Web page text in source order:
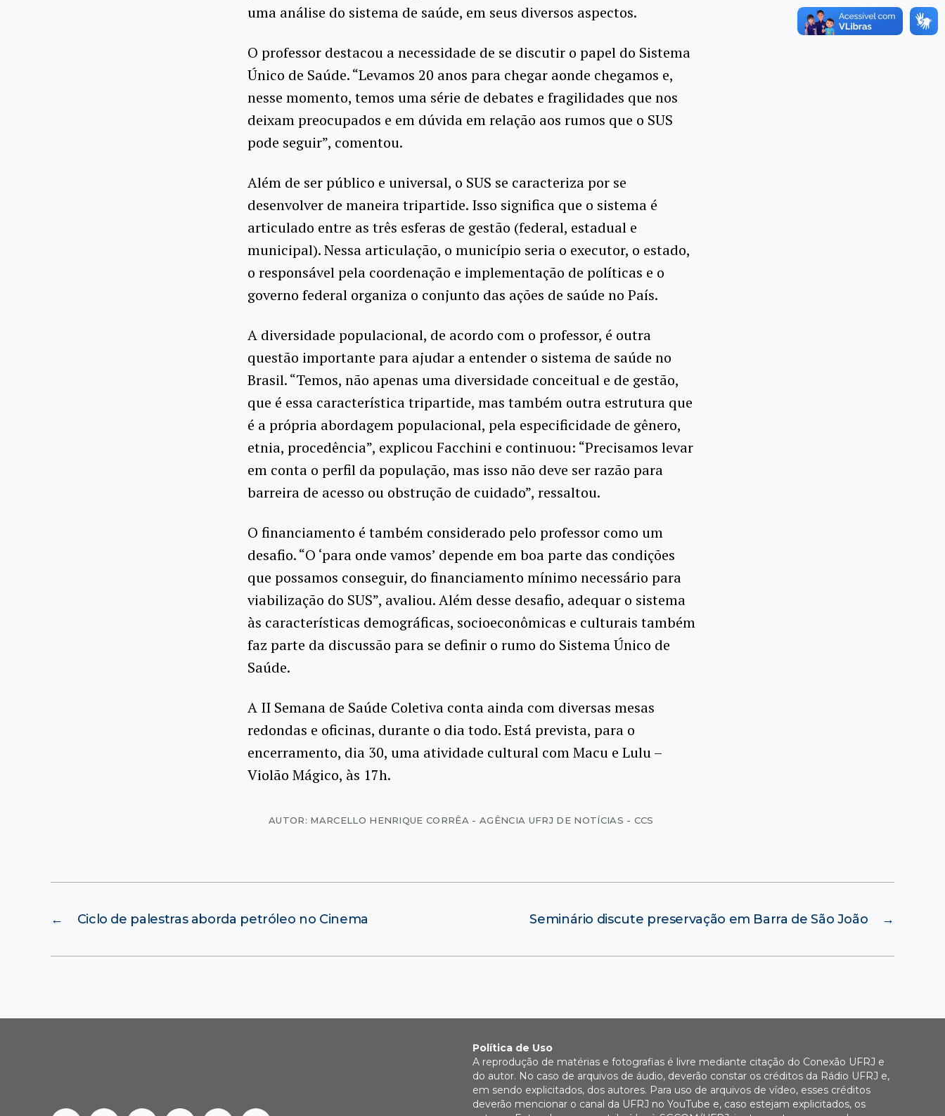
uma análise do sistema de saúde, em seus diversos aspectos.
O professor destacou a necessidade de se discutir o papel do Sistema
Único de Saúde. “Levamos 20 anos para chegar aonde chegamos e,
nesse momento, temos uma série de debates e fragilidades que nos
deixam preocupados e em dúvida em relação aos rumos que o SUS
pode seguir”, comentou.
Além de ser público e universal, o SUS se caracteriza por se
desenvolver de maneira tripartide. Isso significa que o sistema é
articulado entre as três esferas de gestão (federal, estadual e
municipal). Nessa articulação, o município seria o executor, o estado,
o responsável pela coordenação e implementação de políticas e o
governo federal organiza o conjunto das ações de saúde no País.
A diversidade populacional, de acordo com o professor, é outra
questão importante para ajudar a entender o sistema de saúde no
Brasil. “Temos, não apenas uma diversidade conceitual e de gestão,
que é essa característica tripartide, mas também outra estrutura que
é a própria abordagem populacional, pela especificidade de gênero,
etnia, procedência”, explicou Facchini e continuou: “Precisamos levar
em conta o perfil da população, mas isso não deve ser razão para
barreira de acesso ou obstrução de cuidado”, ressaltou.
O financiamento é também considerado pelo professor como um
desafio. “O ‘para onde vamos’ depende em boa parte das condições
que possamos conseguir, do financiamento mínimo necessário para
viabilização do SUS”, avaliou. Além desse desafio, adequar o sistema
às características demográficas, socioeconômicas e culturais também
faz parte da discussão para se definir o rumo do Sistema Único de
Saúde.
A II Semana de Saúde Coletiva conta ainda com diversas mesas
redondas e oficinas, durante o dia todo. Está prevista, para o
encerramento, dia 30, uma atividade cultural com Macu e Lulu –
Violão Mágico, às 17h.
AUTOR: MARCELLO HENRIQUE CORRÊA - AGÊNCIA UFRJ DE NOTÍCIAS - CCS
← Ciclo de palestras aborda petróleo no Cinema →
Seminário discute preservação em Barra de São João
Política de Uso
A reprodução de matérias e fotografias é livre mediante citação do Conexão UFRJ e
do autor. No caso de arquivos de áudio, deverão constar os créditos da Rádio UFRJ e,
em sendo explicitados, dos autores. Para uso de arquivos de vídeo, esses créditos
deverão mencionar o canal da UFRJ no YouTube e, caso estejam explicitados, os